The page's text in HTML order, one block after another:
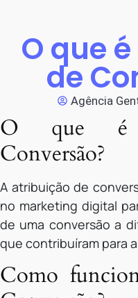
O que
de
Agência
O que é
Conversão?
A atribuição de
no marketing digital
de uma conversão a
que contribuíram para
Como